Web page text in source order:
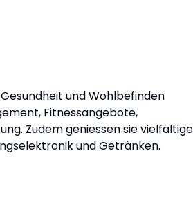
und Wohlbefinden
Fitnessangebote,
Zudem geniessen sie vielfältige
und Getränken.